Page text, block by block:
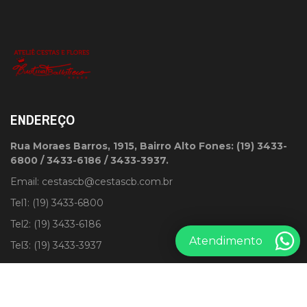
ENDEREÇO
Rua Moraes Barros, 1915, Bairro Alto Fones: (19) 3433-
6800 / 3433-6186 / 3433-3937.
Email: cestascb@cestascb.com.br
Tel1: (19) 3433-6800
Tel2: (19) 3433-6186
Tel3: (19) 3433-3937
Atendimento